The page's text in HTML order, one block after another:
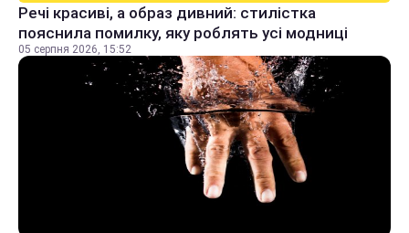
Речі красиві, а образ дивний: стилістка
пояснила помилку, яку роблять усі модниці
05 серпня 2026, 15:52